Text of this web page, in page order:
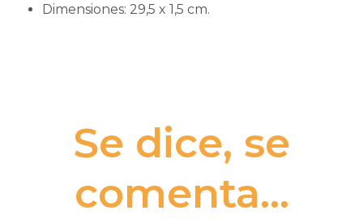
Dimensiones: 29,5 x 1,5 cm.
Se dice, se
comenta...